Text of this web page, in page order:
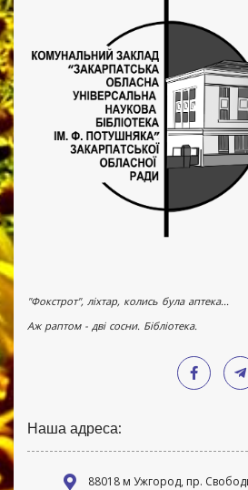
"Фокстрот", ліхтар, колись була аптека...
Аж раптом - дві сосни. Бібліотека.
Наша адреса:
88018 м Ужгород, пр.